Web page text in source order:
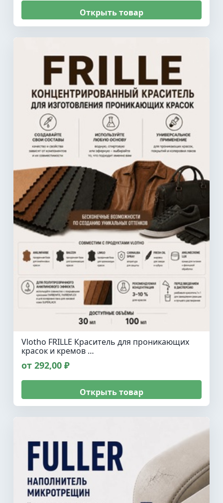
Открыть товар
Vlotho FRILLE Краситель для проникающих
красок и кремов …
от 292,00 ₽
Открыть товар